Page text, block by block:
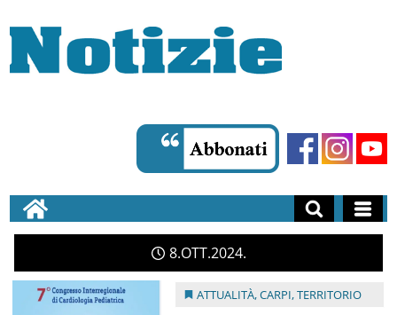
8 OTT 2024
ATTUALITÀ,CARPI,TERRITORIO